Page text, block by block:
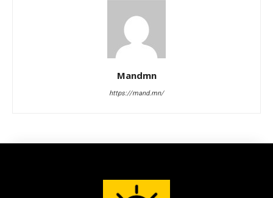
Mandmn
https://mand.mn/